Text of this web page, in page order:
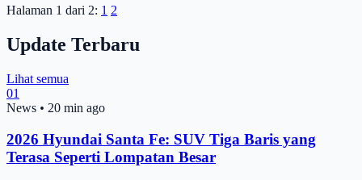
Halaman 1 dari 2: 1 2
Update Terbaru
Lihat semua
01
News • 20 min ago
2026 Hyundai Santa Fe: SUV Tiga Baris yang
Terasa Seperti Lompatan Besar